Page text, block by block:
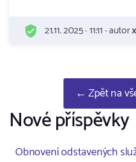
21.11. 2025 · 11:11 · autor
← Zpět na
Nové příspěvky
Obnovení odstavených